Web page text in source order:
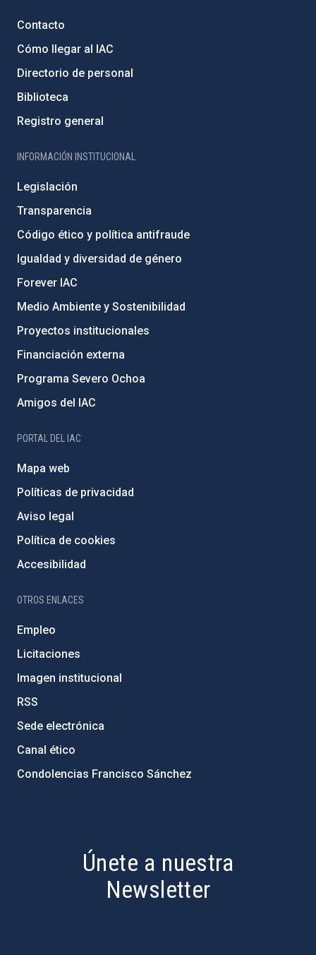
Contacto
Cómo llegar al IAC
Directorio de personal
Biblioteca
Registro general
INFORMACIÓN INSTITUCIONAL
Legislación
Transparencia
Código ético y política antifraude
Igualdad y diversidad de género
Forever IAC
Medio Ambiente y Sostenibilidad
Proyectos institucionales
Financiación externa
Programa Severo Ochoa
Amigos del IAC
PORTAL DEL IAC
Mapa web
Políticas de privacidad
Aviso legal
Política de cookies
Accesibilidad
OTROS ENLACES
Empleo
Licitaciones
Imagen institucional
RSS
Sede electrónica
Canal ético
Condolencias Francisco Sánchez
Únete a nuestra
Newsletter